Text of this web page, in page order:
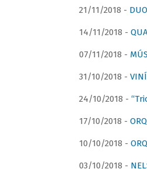
21/11/2018 -
14/11/2018 -
07/11/2018 -
31/10/2018 -
24/10/2018 -
17/10/2018 -
10/10/2018 -
03/10/2018 -